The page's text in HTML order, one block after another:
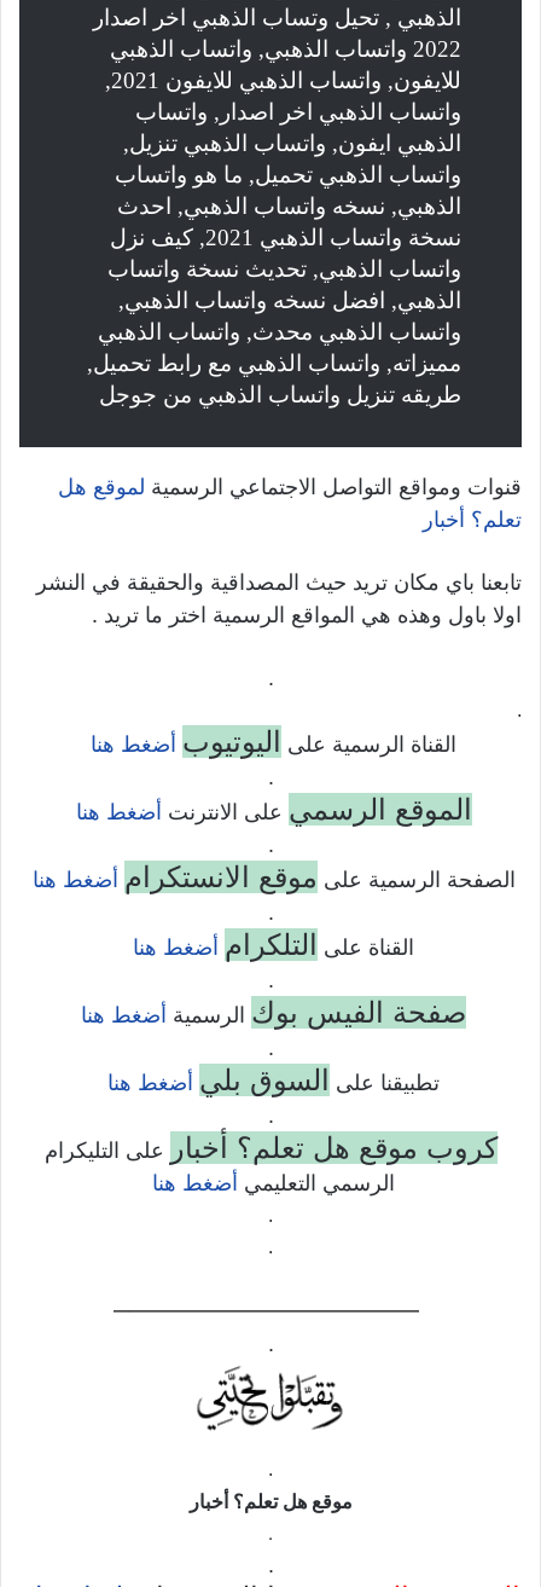
الذهبي , تحيل وتساب الذهبي اخر اصدار
2022 واتساب الذهبي, واتساب الذهبي
للايفون, واتساب الذهبي للايفون 2021,
واتساب الذهبي اخر اصدار, واتساب
الذهبي ايفون, واتساب الذهبي تنزيل,
واتساب الذهبي تحميل, ما هو واتساب
الذهبي, نسخه واتساب الذهبي, احدث
نسخة واتساب الذهبي 2021, كيف نزل
واتساب الذهبي, تحديث نسخة واتساب
الذهبي, افضل نسخه واتساب الذهبي,
واتساب الذهبي محدث, واتساب الذهبي
مميزاته, واتساب الذهبي مع رابط تحميل,
طريقه تنزيل واتساب الذهبي من جوجل
قنوات ومواقع التواصل الاجتماعي الرسمية لموقع هل
تعلم؟ أخبار
تابعنا باي مكان تريد حيث المصداقية والحقيقة في النشر
اولا باول وهذه هي المواقع الرسمية اختر ما تريد .
.
.
القناة الرسمية على اليوتيوب أضغط هنا
.
الموقع الرسمي على الانترنت أضغط هنا
.
الصفحة الرسمية على موقع الانستكرام أضغط هنا
.
القناة على التلكرام أضغط هنا
.
صفحة الفيس بوك الرسمية أضغط هنا
.
تطبيقنا على السوق بلي أضغط هنا
.
كروب موقع هل تعلم؟ أخبار
على التليكرام
الرسمي التعليمي أضغط هنا
.
.
——————————–
.
.
موقعهل تعلم؟ أخبار
.
.